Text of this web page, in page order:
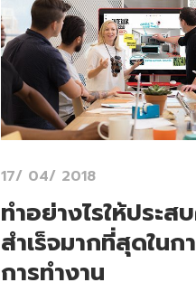
17/ 04/ 2018
ทำอย่างไรให้ประส
สำเร็จมากที่สุดในก
การทำงาน